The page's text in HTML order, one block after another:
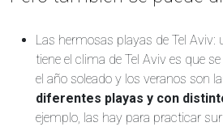
Las hermosas playas de Tel Aviv:
tiene el clima de Tel Aviv es que
el año soleado y los veranos son
diferentes playas y con
ejemplo, las hay para practicar